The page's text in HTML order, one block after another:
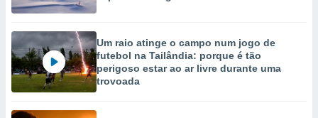
Um raio atinge o campo num jogo de
futebol na Tailândia: porque é tão
perigoso estar ao ar livre durante uma
trovoada